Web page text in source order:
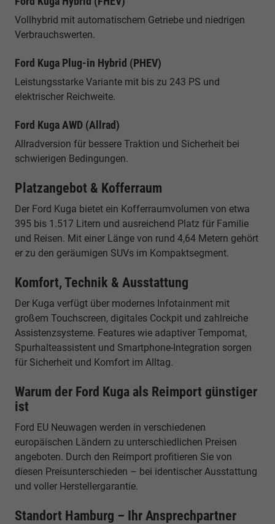
Vollhybrid mit automatischem Getriebe und niedrigen
Verbrauchswerten.
Ford Kuga Plug-in Hybrid (PHEV)
Leistungsstarke Variante mit bis zu 243 PS und
elektrischer Reichweite.
Ford Kuga AWD (Allrad)
Allradversion für bessere Traktion und Sicherheit bei
schwierigen Bedingungen.
Platzangebot & Kofferraum
Der Ford Kuga bietet ein Kofferraumvolumen von etwa
395 bis 1.517 Litern und ausreichend Platz für Familie
und Reisen. Mit einer Länge von rund 4,64 Metern gehört
er zu den geräumigen SUVs im Kompaktsegment.
Komfort, Technik & Ausstattung
Der Kuga verfügt über modernes Infotainment mit
großem Touchscreen, digitales Cockpit und zahlreiche
Assistenzsysteme. Features wie adaptiver Tempomat,
Spurhalteassistent und Smartphone-Integration sorgen
für Sicherheit und Komfort im Alltag.
Warum der Ford Kuga als Reimport günstiger
ist
Ford EU Neuwagen werden in verschiedenen
europäischen Ländern zu unterschiedlichen Preisen
angeboten. Durch den Reimport profitieren Sie von
diesen Preisunterschieden – bei identischer Ausstattung
und voller Herstellergarantie.
Standort Hamburg – Ihr Ansprechpartner